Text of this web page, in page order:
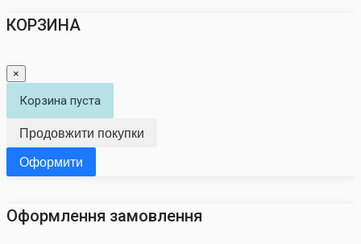
КОРЗИНА
×
Корзина пуста
Продовжити покупки
Оформити
Оформлення замовлення